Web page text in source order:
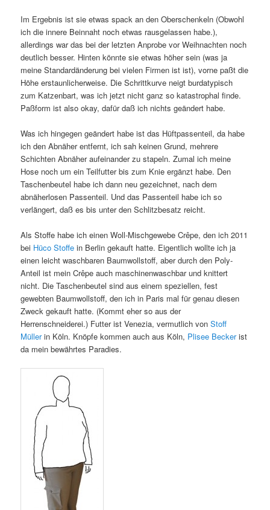
Im Ergebnis ist sie etwas spack an den Oberschenkeln (Obwohl
ich die innere Beinnaht noch etwas rausgelassen habe.),
allerdings war das bei der letzten Anprobe vor Weihnachten noch
deutlich besser. Hinten könnte sie etwas höher sein (was ja
meine Standardänderung bei vielen Firmen ist ist), vorne paßt die
Höhe erstaunlicherweise. Die Schrittkurve neigt burdatypisch
zum Katzenbart, was ich jetzt nicht ganz so katastrophal finde.
Paßform ist also okay, dafür daß ich nichts geändert habe.
Was ich hingegen geändert habe ist das Hüftpassenteil, da habe
ich den Abnäher entfernt, ich sah keinen Grund, mehrere
Schichten Abnäher aufeinander zu stapeln. Zumal ich meine
Hose noch um ein Teilfutter bis zum Knie ergänzt habe. Den
Taschenbeutel habe ich dann neu gezeichnet, nach dem
abnäherlosen Passenteil. Und das Passenteil habe ich so
verlängert, daß es bis unter den Schlitzbesatz reicht.
Als Stoffe habe ich einen Woll-Mischgewebe Crêpe, den ich 2011
bei Hüco Stoffein Berlin gekauft hatte. Eigentlich wollte ich ja
einen leicht waschbaren Baumwollstoff, aber durch den Poly-
Anteil ist mein Crêpe auch maschinenwaschbar und knittert
nicht. Die Taschenbeutel sind aus einem speziellen, fest
gewebten Baumwollstoff, den ich in Paris mal für genau diesen
Zweck gekauft hatte. (Kommt eher so aus der
Herrenschneiderei.) Futter ist Venezia, vermutlich vonStoff
Müllerin Köln. Knöpfe kommen auch aus Köln, Plisee Beckerist
da mein bewährtes Paradies.